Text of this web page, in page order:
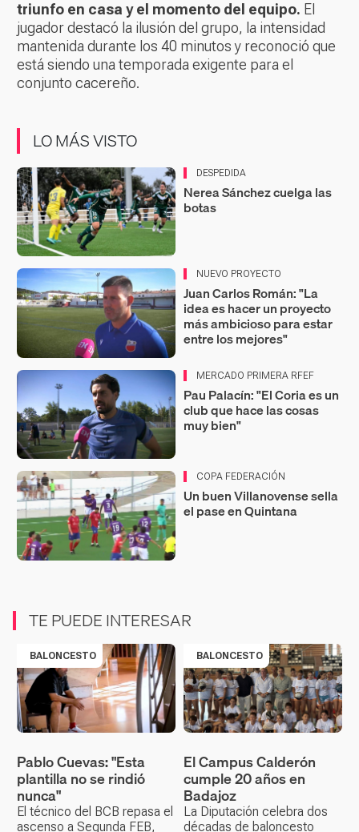
triunfo en casa y el momento del equipo. El
jugador destacó la ilusión del grupo, la intensidad
mantenida durante los 40 minutos y reconoció que
está siendo una temporada exigente para el
conjunto cacereño.
LO MÁS VISTO
DESPEDIDA
Nerea Sánchez cuelga las
botas
NUEVO PROYECTO
Juan Carlos Román: "La
idea es hacer un proyecto
más ambicioso para estar
entre los mejores"
MERCADO PRIMERA RFEF
Pau Palacín: "El Coria es un
club que hace las cosas
muy bien"
COPA FEDERACIÓN
Un buen Villanovense sella
el pase en Quintana
TE PUEDE INTERESAR
BALONCESTO
Pablo Cuevas: "Esta
plantilla no se rindió
nunca"
El técnico del BCB repasa el
ascenso a Segunda FEB,
BALONCESTO
El Campus Calderón
cumple 20 años en
Badajoz
La Diputación celebra dos
décadas de baloncesto